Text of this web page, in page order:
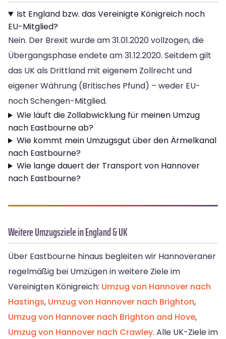
Ist England bzw. das Vereinigte Königreich noch
EU-Mitglied?
Nein. Der Brexit wurde am 31.01.2020 vollzogen, die
Übergangsphase endete am 31.12.2020. Seitdem gilt
das UK als Drittland mit eigenem Zollrecht und
eigener Währung (Britisches Pfund) – weder EU-
noch Schengen-Mitglied.
Wie läuft die Zollabwicklung für meinen Umzug
nach Eastbourne ab?
Wie kommt mein Umzugsgut über den Ärmelkanal
nach Eastbourne?
Wie lange dauert der Transport von Hannover
nach Eastbourne?
Weitere Umzugsziele in England & UK
Über Eastbourne hinaus begleiten wir Hannoveraner
regelmäßig bei Umzügen in weitere Ziele im
Vereinigten Königreich: Umzug von Hannover nach
Hastings, Umzug von Hannover nach Brighton,
Umzug von Hannover nach Brighton and Hove,
Umzug von Hannover nach Crawley. Alle UK-Ziele im